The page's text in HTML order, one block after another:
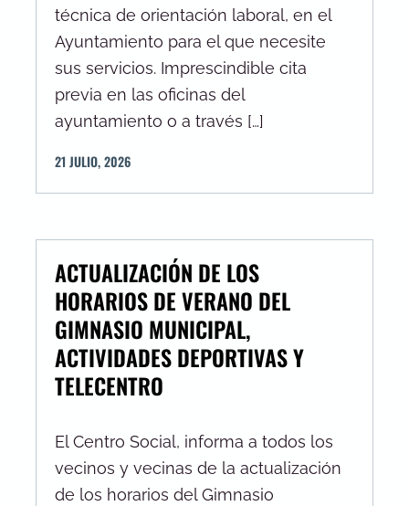
técnica de orientación laboral, en el
Ayuntamiento para el que necesite
sus servicios. Imprescindible cita
previa en las oficinas del
ayuntamiento o a través […]
21 JULIO,2026
ACTUALIZACIÓN DE LOS
HORARIOS DE VERANO DEL
GIMNASIO MUNICIPAL,
ACTIVIDADES DEPORTIVAS Y
TELECENTRO
El Centro Social, informa a todos los
vecinos y vecinas de la actualización
de los horarios del Gimnasio